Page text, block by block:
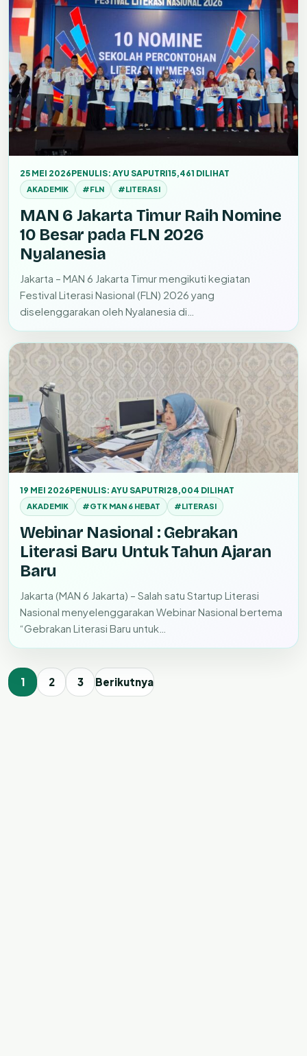
25 MEI 2026PENULIS: AYU SAPUTRI15,461 DILIHAT
AKADEMIK #FLN #LITERASI
MAN 6 Jakarta Timur Raih Nomine
10 Besar pada FLN 2026
Nyalanesia
Jakarta – MAN 6 Jakarta Timur mengikuti kegiatan
Festival Literasi Nasional (FLN) 2026 yang
diselenggarakan oleh Nyalanesia di…
19 MEI 2026PENULIS: AYU SAPUTRI28,004 DILIHAT
AKADEMIK #GTK MAN 6 HEBAT #LITERASI
Webinar Nasional : Gebrakan
Literasi Baru Untuk Tahun Ajaran
Baru
Jakarta (MAN 6 Jakarta) – Salah satu Startup Literasi
Nasional menyelenggarakan Webinar Nasional bertema
“Gebrakan Literasi Baru untuk…
1 2 3 Berikutnya